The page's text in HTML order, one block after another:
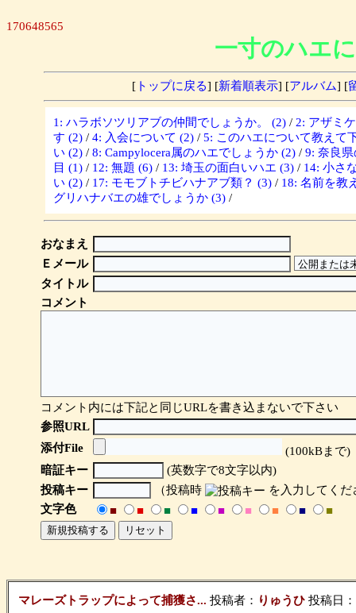
170648565
一寸のハエ
[ トップに戻る] [新着順表示] [アルバム] [
1: ハラボソツリアブの仲間でしょうか。 (2) / 2: アザミ
す (2) / 4: 入会について (2) / 5: このハエについて教えて
い (2) / 8: Campylocera属のハエでしょうか (2) / 9: 奈良
目 (1) / 12: 無題 (6) / 13: 埼玉の面白いハエ (3) / 14: 小さ
い (2) / 17: モモブトチビハナアブ類？ (3) / 18: 名前を教
グリハナバエの雄でしょうか (3) /
おなまえ
Ｅメール
タイトル
コメント
コメント内には下記と同じURLを書き込まないで下さい
参照URL
添付File
(100kBまで)
暗証キー
(英数字で8文字以内)
投稿キー
（投稿時
を入力してくだ
文字色
■ ■ ■ ■ ■ ■ ■ ■ ■
マレーズトラップによって捕獲さ... 投稿者： りゅうひ 投稿日